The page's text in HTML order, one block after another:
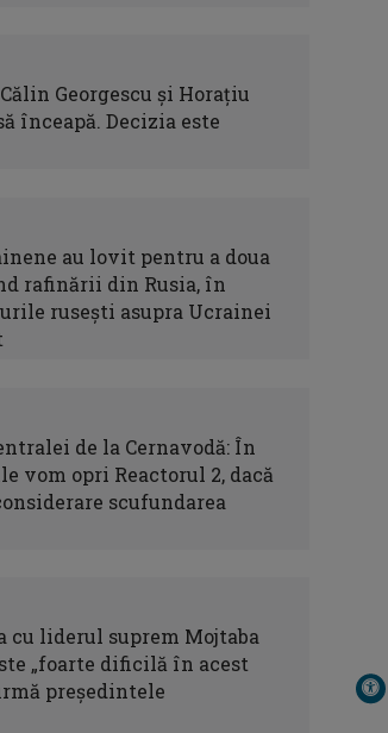
Georgescu și Horațiu
înceapă. Decizia este
au lovit pentru a doua
rafinării din Rusia, în
rusești asupra Ucrainei
de la Cernavodă: În
vom opri Reactorul 2, dacă
scufundarea
cu liderul suprem Mojtaba
„foarte dificilă în acest
preşedintele